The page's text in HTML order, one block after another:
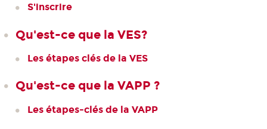
S'inscrire
Qu'est-ce que la VES?
Les étapes clés de la VES
Qu'est-ce que la VAPP ?
Les étapes-clés de la VAPP